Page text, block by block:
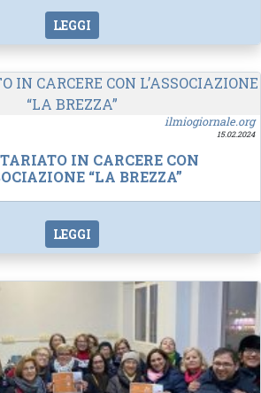
LEGGI
ilmiogiornale.org
15.02.2024
IN CARCERE CON
“LA BREZZA”
LEGGI